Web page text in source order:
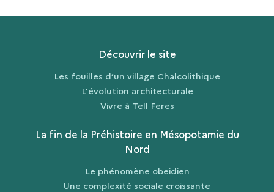
Découvrir le site
Les fouilles d’un village Chalcolithique
L'évolution architecturale
Vivre à Tell Feres
La fin de la Préhistoire en Mésopotamie du
Nord
Le phénomène obeidien
Une complexité sociale croissante